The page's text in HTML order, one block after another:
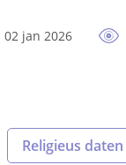
02 jan 2026
Religieus daten